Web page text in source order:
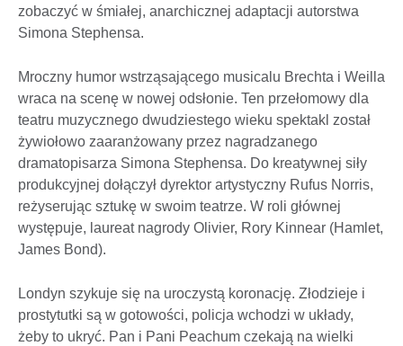
zobaczyć w śmiałej, anarchicznej adaptacji autorstwa
Simona Stephensa.
Mroczny humor wstrząsającego musicalu Brechta i Weilla
wraca na scenę w nowej odsłonie. Ten przełomowy dla
teatru muzycznego dwudziestego wieku spektakl został
żywiołowo zaaranżowany przez nagradzanego
dramatopisarza Simona Stephensa. Do kreatywnej siły
produkcyjnej dołączył dyrektor artystyczny Rufus Norris,
reżyserując sztukę w swoim teatrze. W roli głównej
występuje, laureat nagrody Olivier, Rory Kinnear (Hamlet,
James Bond).
Londyn szykuje się na uroczystą koronację. Złodzieje i
prostytutki są w gotowości, policja wchodzi w układy,
żeby to ukryć. Pan i Pani Peachum czekają na wielki